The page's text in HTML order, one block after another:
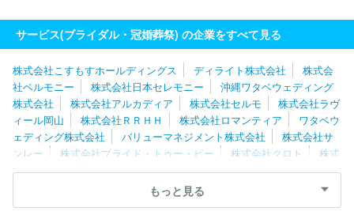
レーション
株式会社ロマンティア 株式会社グラヴィス
株式会
社日本サービスセンター
株式会社ビンク
株式会社日本フェニッ
サービス(ブライダル・冠婚葬祭) の企業をすべて見る
株式会社こすもすホールディングス ディライト株式会社
株式会
社ベルモニー
株式会社日本セレモニー
沖縄ワタベウェディング
株式会社
株式会社アルカディア 株式会社セルモ
株式会社ラヴ
ィール岡山
株式会社ＲＲＨＨ 株式会社ロマンティア
ワタベウ
ェディング株式会社
バリューマネジメント株式会社
株式会社サ
ンレー
株式会社ブライド・トゥー・ビー 株式会社クロト
株式
会社ブライズワード
株式会社グラヴィス
ライフサポート株式会
株式会社栄光堂セレモニーユニオン
株式会社クレールコーポ
レーション
もっと見る